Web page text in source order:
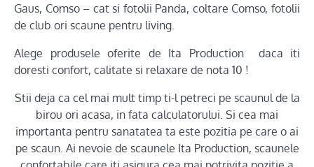
Gaus, Comso – cat si fotolii Panda, coltare Comso, fotolii
de club ori scaune pentru living.
Alege produsele oferite de Ita Production daca iti
doresti confort, calitate si relaxare de nota 10 !
Stii deja ca cel mai mult timp ti-l petreci pe scaunul de la
birou ori acasa, in fata calculatorului. Si cea mai
importanta pentru sanatatea ta este pozitia pe care o ai
pe scaun. Ai nevoie de scaunele Ita Production, scaunele